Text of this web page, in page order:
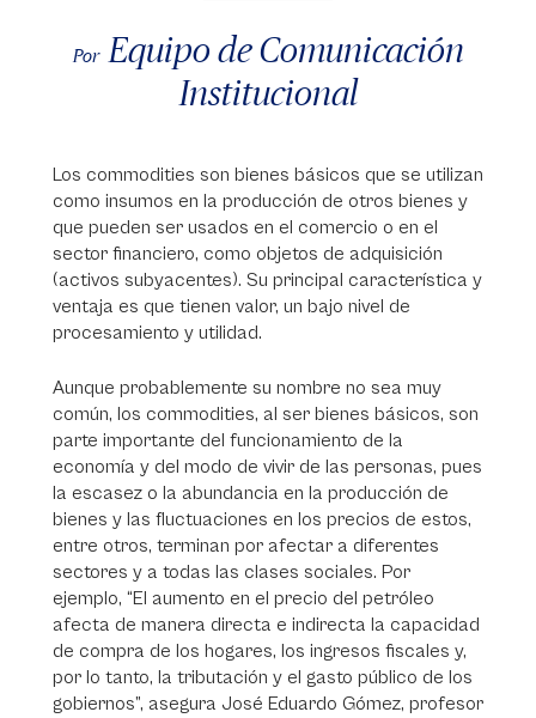
Por Equipo de Comunicación
Institucional
Los commodities son bienes básicos que se utilizan
como insumos en la producción de otros bienes y
que pueden ser usados en el comercio o en el
sector financiero, como objetos de adquisición
(activos subyacentes). Su principal característica y
ventaja es que tienen valor, un bajo nivel de
procesamiento y utilidad.
Aunque probablemente su nombre no sea muy
común, los commodities, al ser bienes básicos, son
parte importante del funcionamiento de la
economía y del modo de vivir de las personas, pues
la escasez o la abundancia en la producción de
bienes y las fluctuaciones en los precios de estos,
entre otros, terminan por afectar a diferentes
sectores y a todas las clases sociales. Por
ejemplo, “El aumento en el precio del petróleo
afecta de manera directa e indirecta la capacidad
de compra de los hogares, los ingresos fiscales y,
por lo tanto, la tributación y el gasto público de los
gobiernos”, asegura José Eduardo Gómez, profesor